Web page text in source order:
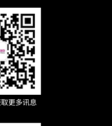
更多讯息